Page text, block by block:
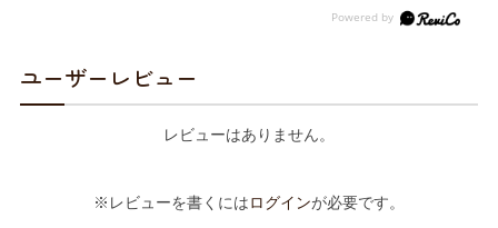
ユーザーレビュー
レビューはありません。
※レビューを書くにはログインが必要です。